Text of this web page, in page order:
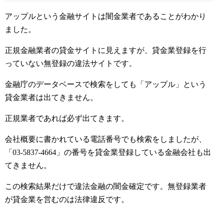
アップルという金融サイトは闇金業者であることがわかり
ました。
正規金融業者の貸金サイトに見えますが、貸金業登録を行
っていない無登録の違法サイトです。
金融庁のデータベースで検索をしても「アップル」という
貸金業者は出てきません。
正規業者であれば必ず出てきます。
会社概要に書かれている電話番号でも検索をしましたが、
「03-5837-4664」の番号を貸金業登録している金融会社も出
てきません。
この検索結果だけで違法金融の闇金確定です。無登録業者
が貸金業を営むのは法律違反です。